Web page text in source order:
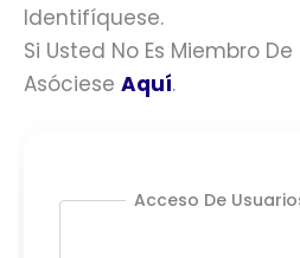
Identifíquese.
Si Usted No Es Miembro De
Asóciese Aquí.
Acceso De